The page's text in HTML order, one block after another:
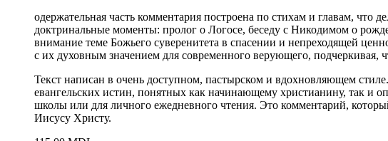
одержательная часть комментария построена по стихам и главам, что
доктринальные моменты: пролог о Логосе, беседу с Никодимом о
внимание теме Божьего суверенитета в спасении и непреходящей
с их духовным значением для современного верующего, подчеркивая,
Текст написан в очень доступном, пастырском и вдохновляющем
евангельских истин, понятных как начинающему христианину, так и
школы или для личного ежедневного чтения. Это комментарий,
Иисусу Христу.